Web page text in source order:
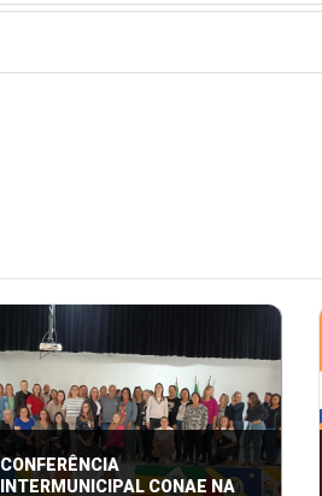
CONFERÊNCIA
INTERMUNICIPAL CONAE NA